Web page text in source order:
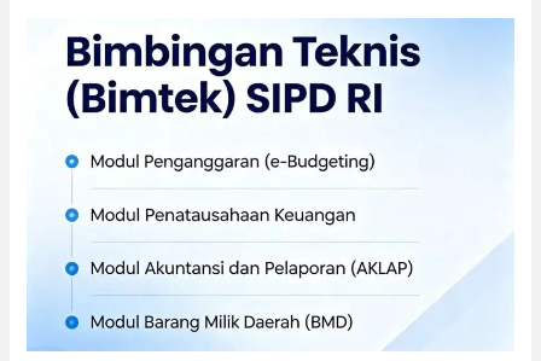
Bimtek
Penerapan
Sistem
Informasi
Pemerintahan
Republik
(SIPD